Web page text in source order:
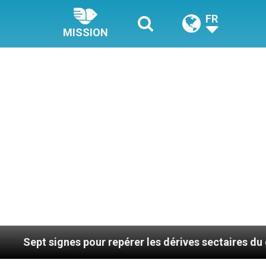
MISSION
FR
pour repérer les dérives sectaires du coaching